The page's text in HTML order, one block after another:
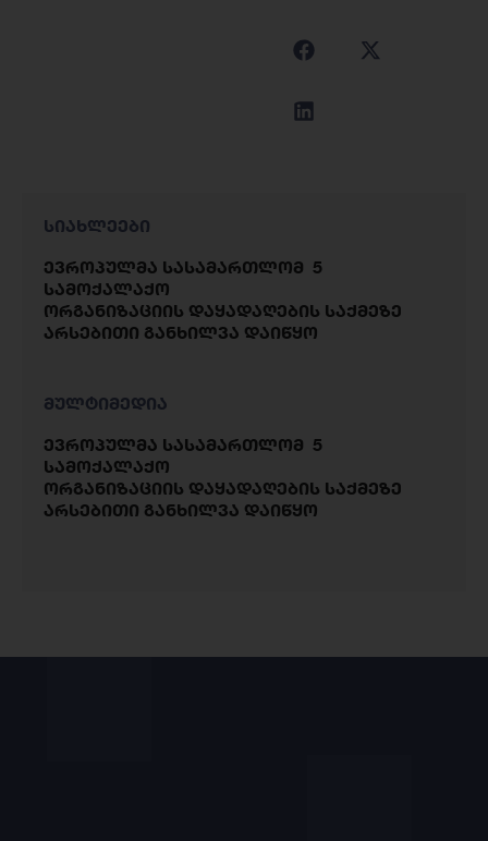
სიახლეები
ევროპულმა სასამართლომ 5
სამოქალაქო
ორგანიზაციის დაყადაღების საქმეზე
არსებითი განხილვა დაიწყო
მულტიმედია
ევროპულმა სასამართლომ 5
სამოქალაქო
ორგანიზაციის დაყადაღების საქმეზე
არსებითი განხილვა დაიწყო